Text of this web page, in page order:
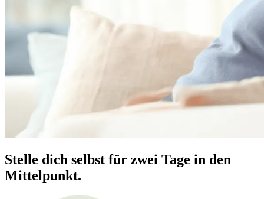
Stelle dich selbst für zwei Tage in den
Mittelpunkt.